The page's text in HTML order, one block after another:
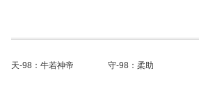
天-98：牛若神帝 守-98：柔助